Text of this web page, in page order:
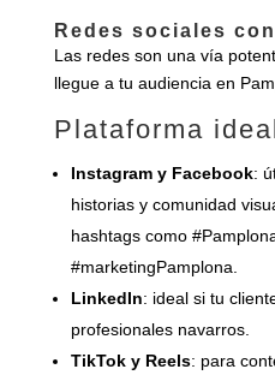
Redes sociales
Las redes son una vía
llegue a tu audiencia en
Plataforma ideal
Instagram y Facebook:
historias y comunidad
hashtags como
#marketingPamplona.
LinkedIn: ideal si tu
profesionales navarros.
TikTok y Reels: para